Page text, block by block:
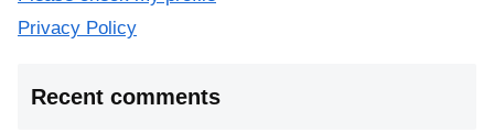
Privacy Policy
Recent comments